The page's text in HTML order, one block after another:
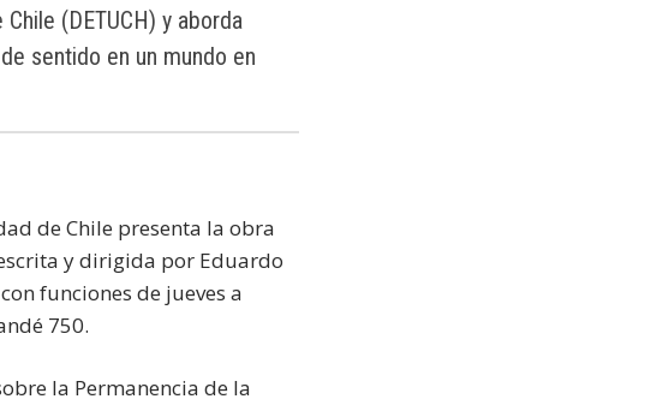
(DETUCH) y aborda
sentido en un mundo en
de Chile presenta la obra
y dirigida por Eduardo
funciones de jueves a
750.
la Permanencia de la